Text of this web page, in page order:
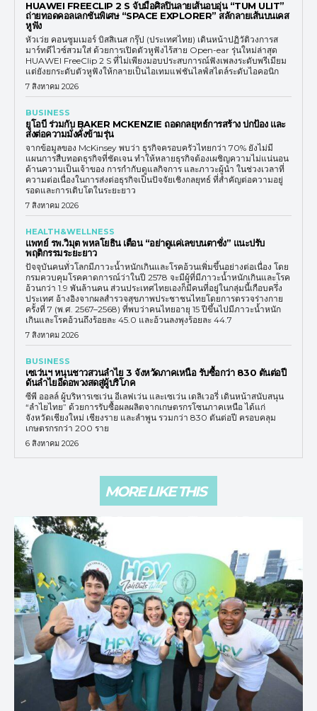
HUAWEI FREECLIP 2 S จับมือศิลปินลายเส้นอบอุ่น “TUM ULIT”
ถ่ายทอดคอลเลกชันพิเศษ “SPACE EXPLORER” สลักลายเส้นบนเคส
หูฟัง
หัวเว่ย คอนซูมเมอร์ บิสสิเนส กรุ๊ป (ประเทศไทย) เดินหน้าปฏิวัติวงการส
มาร์ทดีไวซ์สวมใส่ ด้วยการเปิดตัวหูฟังไร้สาย Open-ear รุ่นใหม่ล่าสุด
HUAWEI FreeClip 2 S ที่ไม่เพียงมอบประสบการณ์ฟังเพลงระดับพรีเมียม
แต่ยังยกระดับตัวหูฟังให้กลายเป็นไอเทมแฟชันไลฟ์สไตล์ระดับไอคอนิก
7 สิงหาคม 2026
BUSINESS
ยูโอบี ร่วมกับ BAKER MCKENZIE ถอดกลยุทธ์การสร้าง ปกป้อง และ
ส่งต่อความมั่งคั่งข้ามรุ่น
จากข้อมูลของ McKinsey พบว่า ธุรกิจครอบครัวไทยกว่า 70% ยังไม่มี
แผนการสืบทอดธุรกิจที่ชัดเจน ทำให้หลายธุรกิจต้องเผชิญความไม่แน่นอน
ด้านความเป็นเจ้าของ การกำกับดูแลกิจการ และภาวะผู้นำ ในช่วงเวลาที่
ความต่อเนื่องในการส่งต่อธุรกิจเป็นปัจจัยเชิงกลยุทธ์ ที่สำคัญต่อความอยู่
รอดและการเติบโตในระยะยาว
7 สิงหาคม 2026
HEALTH&WELLNESS
แพทย์ รพ.วิมุต พหลโยธิน เตือน “อย่าดูแค่เลขบนตาชั่ง” แนะปรับ
พฤติกรรมระยะยาว
ปัจจุบันคนทั่วโลกมีภาวะน้ำหนักเกินและโรคอ้วนเพิ่มขึ้นอย่างต่อเนื่อง โดย
กรมควบคุมโรคคาดการณ์ว่าในปี 2578 จะมีผู้ที่มีภาวะน้ำหนักเกินและโรค
อ้วนกว่า 1.9 พันล้านคน ส่วนประเทศไทยเองก็มีคนที่อยู่ในกลุ่มนี้เกือบครึ่ง
ประเทศ อ้างอิงจากผลสำรวจสุขภาพประชาชนไทยโดยการตรวจร่างกาย
ครั้งที่ 7 (พ.ศ. 2567–2568) ที่พบว่าคนไทยอายุ 15 ปีขึ้นไปมีภาวะน้ำหนัก
เกินและโรคอ้วนถึงร้อยละ 45.0 และอ้วนลงพุงร้อยละ 44.7
7 สิงหาคม 2026
BUSINESS
เซเว่นฯ หนุนชาวสวนลำไย 3 จังหวัดภาคเหนือ รับซื้อกว่า 830 ตันต่อปี
ดันลำไยอีดอพวงสดสู่ผู้บริโภค
ซีพี ออลล์ ผู้บริหารเซเว่น อีเลฟเว่น และเซเว่น เดลิเวอรี่ เดินหน้าสนับสนุน
“ลำไยไทย” ด้วยการรับซื้อผลผลิตจากเกษตรกรโซนภาคเหนือ ได้แก่
จังหวัดเชียงใหม่ เชียงราย และลำพูน รวมกว่า 830 ตันต่อปี ครอบคลุม
เกษตรกรกว่า 200 ราย
6 สิงหาคม 2026
MORE LIKE THIS